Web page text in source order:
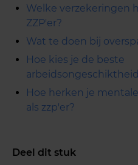
Welke verzekeringen
ZZP'er?
Wat te doen bij
Hoe kies je de beste
Hoe herken je
als zzp'er?
Deel dit stuk